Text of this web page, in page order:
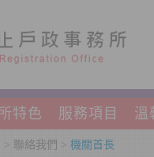
特色 服務項目 溫
> 聯絡我們 > 機關首長